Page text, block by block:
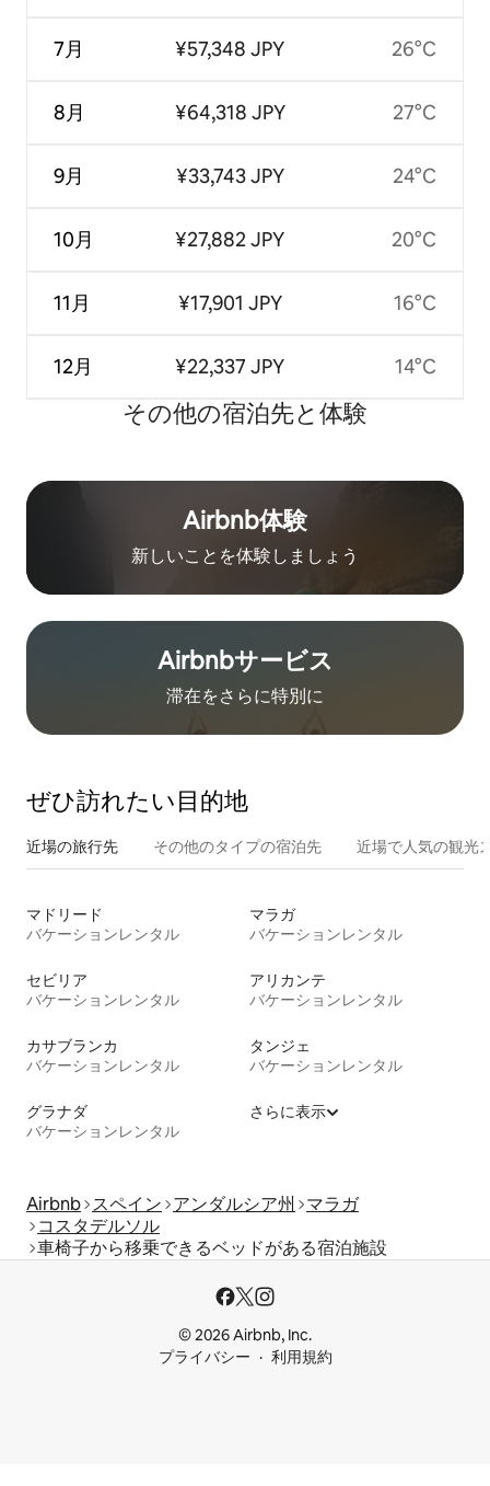
7月
8月
9月
10月
11月
12月
¥57,348 JPY
¥64,318 JPY
¥33,743 JPY
¥27,882 JPY
¥17,901 JPY
¥22,337 JPY
26°C
27°C
24°C
20°C
16°C
14°C
その他の宿⁠泊⁠先と体⁠験
Airbnb体験
新しいことを体験しましょう
Airbnb⁠サ⁠ー⁠ビ⁠ス
滞在をさ⁠ら⁠に特⁠別⁠に
ぜひ訪⁠れ⁠た⁠い目⁠的⁠地
近場の旅行先 その他のタ⁠イ⁠プ⁠の宿⁠泊⁠先 近場で人気の観光
マドリード
バケーションレンタル
マラガ
バケーションレンタル
セビリア
バケーションレンタル
アリカンテ
バケーションレンタル
カサブランカ
バケーションレンタル
タンジェ
バケーションレンタル
グラナダ
バケーションレンタル
さらに表示
Airbnb スペイン アンダルシア州
マラガ
コスタデルソル
車椅子から移乗できるベッドがある宿泊施設
© 2026 Airbnb, Inc.
プライバシー
利用規約